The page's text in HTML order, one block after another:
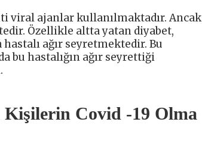
viral ajanlar kullanılmaktadır. Ancak
Özellikle altta yatan diyabet,
ağır seyretmektedir. Bu
bu hastalığın ağır seyrettiği
Covid -19 Olma